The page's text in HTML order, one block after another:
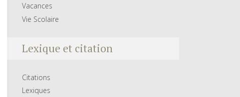
Vacances
Vie Scolaire
Lexique et citation
Citations
Lexiques